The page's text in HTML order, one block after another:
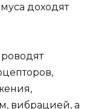
доходят
вибрацией, а